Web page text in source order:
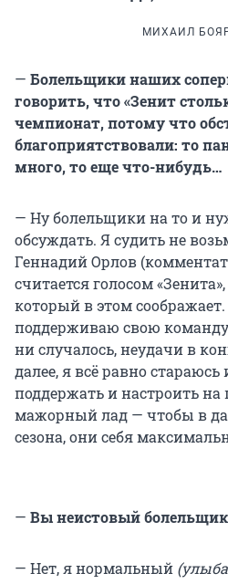
МИХАИЛ
— Болельщики наших
говорить, что «Зенит
чемпионат, потому что
благоприятствовали: то
много, то еще что-нибудь…
— Ну болельщики на то и
обсуждать. Я судить не
Геннадий Орлов
считается голосом
который в этом
поддерживаю свою
ни случалось, неудачи в
далее, я всё равно
поддержать и настроить
мажорный лад — чтобы в
сезона, они себя
— Вы неистовый
— Нет, я нормальный